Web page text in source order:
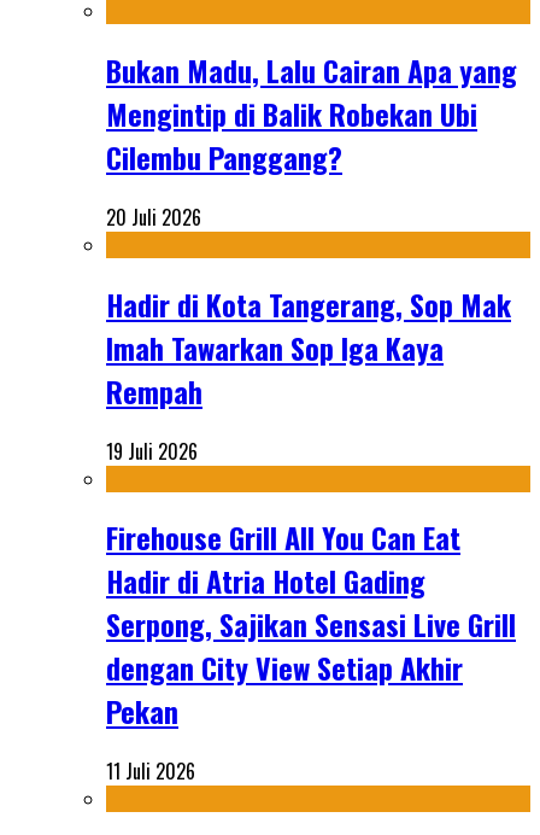
Bukan Madu, Lalu Cairan Apa yang
Mengintip di Balik Robekan Ubi
Cilembu Panggang?
20 Juli 2026
Hadir di Kota Tangerang, Sop Mak
Imah Tawarkan Sop Iga Kaya
Rempah
19 Juli 2026
Firehouse Grill All You Can Eat
Hadir di Atria Hotel Gading
Serpong, Sajikan Sensasi Live Grill
dengan City View Setiap Akhir
Pekan
11 Juli 2026